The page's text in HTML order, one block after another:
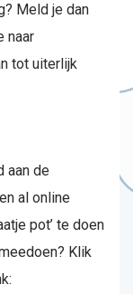
Meld je dan
naar
tot uiterlijk
aan de
al online
pot’ te doen
Klik